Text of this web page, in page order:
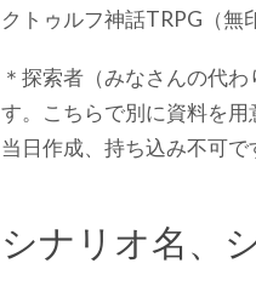
クトゥルフ神話TRPG（無
＊探索者（みなさんの代
す。こちらで別に資料を用
当日作成、持ち込み不可で
シナリオ名、